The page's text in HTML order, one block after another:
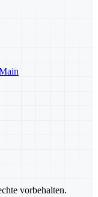
vorbehalten.